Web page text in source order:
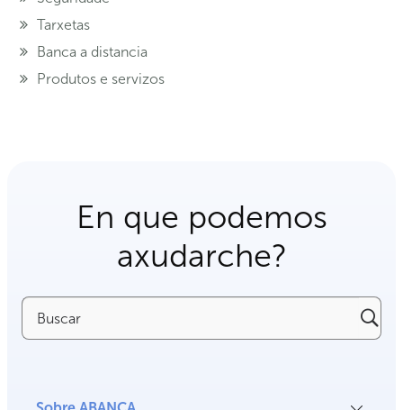
Tarxetas
Banca a distancia
Produtos e servizos
En que podemos
axudarche?
Buscar